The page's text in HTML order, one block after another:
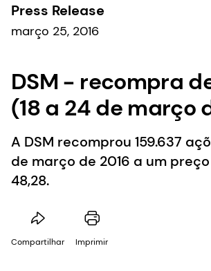
Press Release
março 25, 2016
DSM - recompra
(18 a 24 de março
A DSM recomprou 159.637
de março de 2016 a um
48,28.
Compartilhar Imprimir